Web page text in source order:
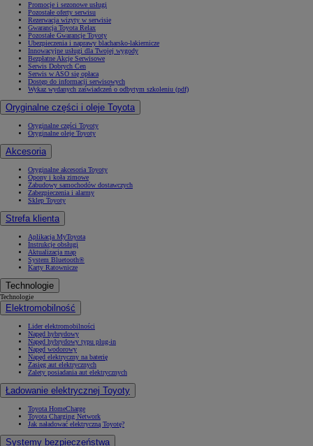
Promocje i sezonowe usługi
Pozostałe oferty serwisu
Rezerwacja wizyty w serwisie
Gwarancja Toyota Relax
Pozostałe Gwarancje Toyoty
Ubezpieczenia i naprawy blacharsko-lakiernicze
Innowacyjne usługi dla Twojej wygody
Bezpłatne Akcje Serwisowe
Serwis Dobrych Cen
Serwis w ASO się opłaca
Dostęp do informacji serwisowych
Wykaz wydanych zaświadczeń o odbytym szkoleniu (pdf)
Oryginalne części i oleje Toyota
Oryginalne części Toyoty
Oryginalne oleje Toyoty
Akcesoria
Oryginalne akcesoria Toyoty
Opony i koła zimowe
Zabudowy samochodów dostawczych
Zabezpieczenia i alarmy
Sklep Toyoty
Strefa klienta
Aplikacja MyToyota
Instrukcje obsługi
Aktualizacja map
System Bluetooth®
Karty Ratownicze
Technologie
Technologie
Elektromobilność
Lider elektromobilności
Napęd hybrydowy
Napęd hybrydowy typu plug-in
Napęd wodorowy
Napęd elektryczny na baterię
Zasięg aut elektrycznych
Zalety posiadania aut elektrycznych
Ładowanie elektrycznej Toyoty
Toyota HomeCharge
Toyota Charging Network
Jak naładować elektryczną Toyotę?
Systemy bezpieczeństwa